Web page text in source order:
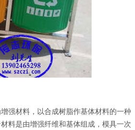
强材料，以合成树脂作基体材料的一种
料是由增强纤维和基体组成，模具一次